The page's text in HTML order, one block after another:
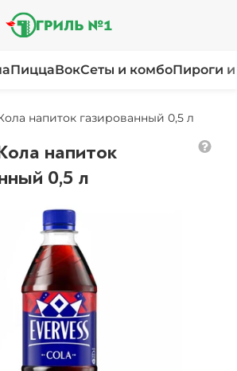
ПиццаВокСеты и комбоПироги
напиток газированный 0,5 л
напиток
0,5 л